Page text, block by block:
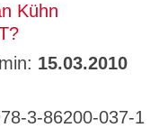
Kühn
15.03.2010
3-86200-037-1